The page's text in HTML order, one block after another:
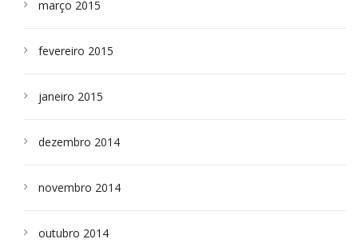
março 2015
fevereiro 2015
janeiro 2015
dezembro 2014
novembro 2014
outubro 2014